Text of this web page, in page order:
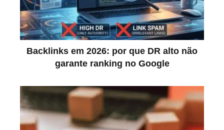
Backlinks em 2026: por que DR alto não
garante ranking no Google